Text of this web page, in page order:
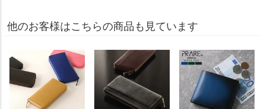
他のお客様はこちらの商品も見ています